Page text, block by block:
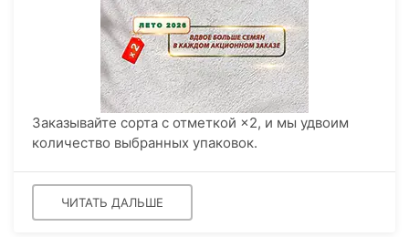
Заказывайте сорта с отметкой ×2, и мы удвоим
количество выбранных упаковок.
ЧИТАТЬ ДАЛЬШЕ